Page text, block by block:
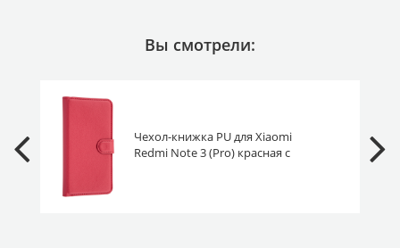
Вы смотрели:
Чехол-книжка PU для Xiaomi
Redmi Note 3 (Pro) красная с